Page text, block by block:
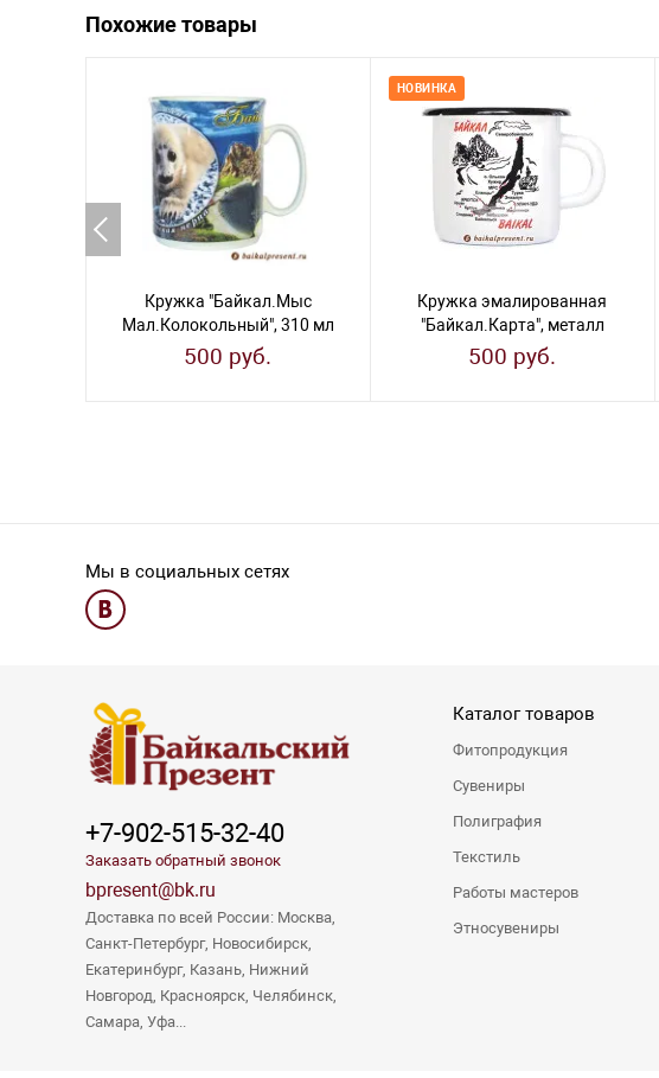
Похожие товары
Кружка "Байкал.Мыс
Мал.Колокольный", 310 мл
500 руб.
НОВИНКА
Кружка эмалированная
"Байкал.Карта", металл
500 руб.
Мы в социальных сетях
+7-902-515-32-40
Заказать обратный звонок
bpresent@bk.ru
Доставка по всей России: Москва,
Санкт-Петербург, Новосибирск,
Екатеринбург, Казань, Нижний
Новгород, Красноярск, Челябинск,
Самара, Уфа...
Каталог товаров
Фитопродукция
Сувениры
Полиграфия
Текстиль
Работы мастеров
Этносувениры